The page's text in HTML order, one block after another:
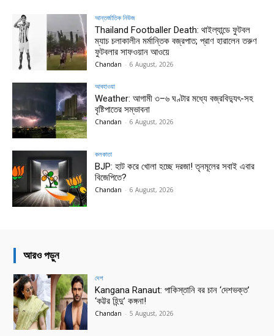
আন্তর্জাতিক নিউজ
Thailand Footballer Death: থাইল্যান্ডে ফুটবল
ম্যাচ চলাকালীন মর্মান্তিক বজ্রপাত; প্রাণ হারালেন তরুণ
ফুটবলার সাফওয়ান আওয়ে
Chandan - 6 August, 2026
আবহাওয়া
Weather: আগামী ৩–৬ ঘণ্টার মধ্যে বজ্রবিদ্যুৎ-সহ
বৃষ্টিপাতের সম্ভাবনা
Chandan - 6 August, 2026
কলকাতা
BJP: হাট করে খোলা হচ্ছে দরজা! তৃনমূলের সবাই এবার
বিজেপিতে?
Chandan - 6 August, 2026
আরও পড়ুন
দেশ
Kangana Ranaut: পাকিস্তানি বর চান ‘দেশভক্ত’
‘কট্টর হিন্দু’ কঙ্গনা!
Chandan - 5 August, 2026